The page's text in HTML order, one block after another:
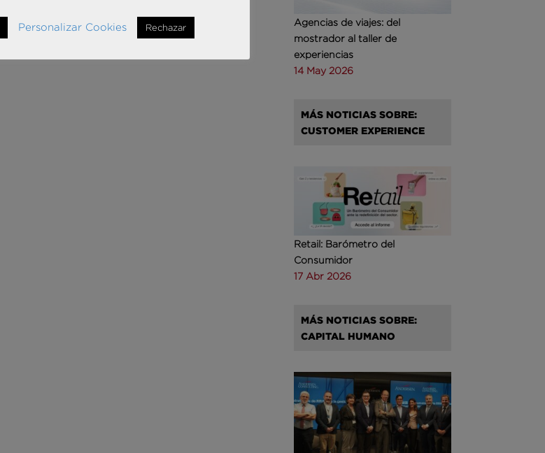
Agencias de viajes: del
mostrador al taller de
experiencias
14 May 2026
MÁS NOTICIAS SOBRE:
CUSTOMER EXPERIENCE
Retail: Barómetro del
Consumidor
17 Abr 2026
MÁS NOTICIAS SOBRE:
CAPITAL HUMANO
Personalizar Cookies Rechazar